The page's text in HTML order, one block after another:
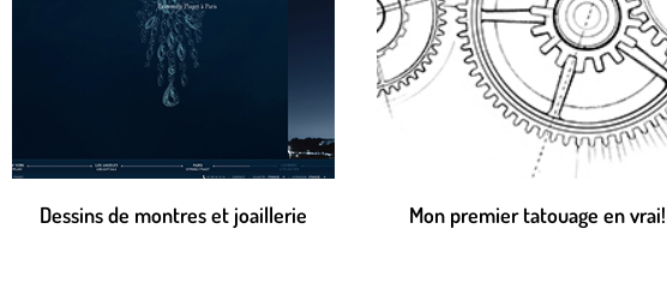
Dessins de montres et joaillerie Mon premier tatouage en vrai!